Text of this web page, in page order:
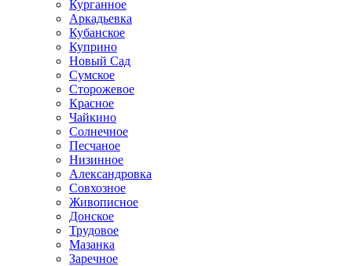
Курганное
Аркадьевка
Кубанское
Куприно
Новый Сад
Сумское
Сторожевое
Красное
Чайкино
Солнечное
Песчаное
Низинное
Александровка
Совхозное
Живописное
Донское
Трудовое
Мазанка
Заречное